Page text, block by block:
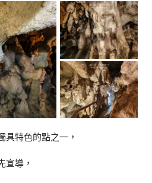
具特色的點之一，
宣導，